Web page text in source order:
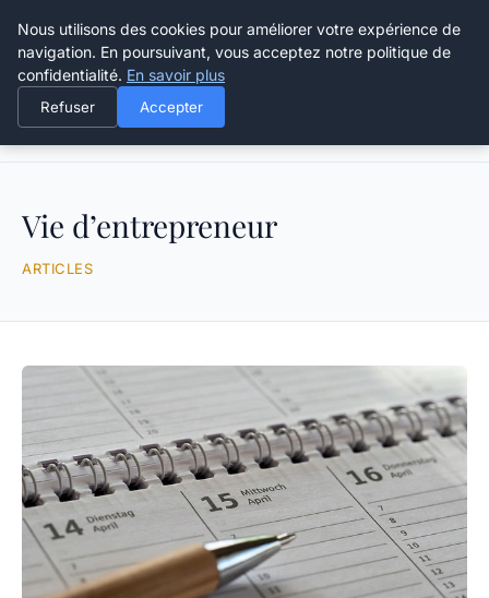
Grikoo
Vie d’entrepreneur
ARTICLES
Nous utilisons des cookies pour améliorer votre expérience de
navigation. En poursuivant, vous acceptez notre politique de
confidentialité. En savoir plus
Refuser Accepter